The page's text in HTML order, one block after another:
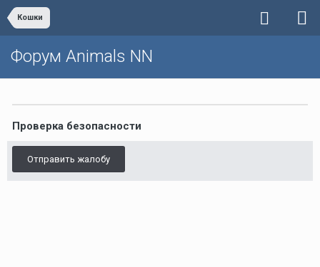
Кошки
Форум Animals NN
Проверка безопасности
Отправить жалобу